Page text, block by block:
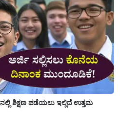
ಶಿಕ್ಷಣ ಪಡೆಯಲು ಇಲ್ಲಿದೆ ಉತ್ತಮ